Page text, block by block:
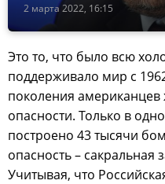
2 марта 2022, 16:15
Это то, что было всю
поддерживало мир с
поколения
опасности. Только в
построено 43 тысячи
опасность – сакральная
Учитывая, что